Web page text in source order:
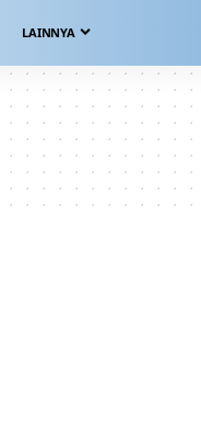
LAINNYA